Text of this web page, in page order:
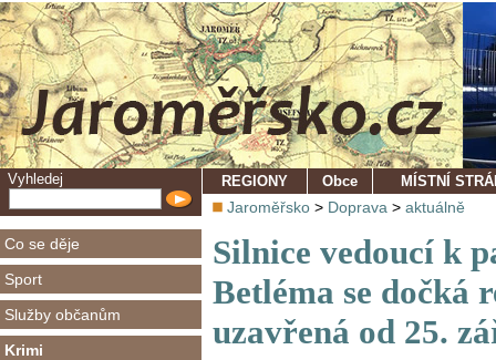
Vyhledej
Co se děje
Sport
Služby občanům
Krimi
REGIONY Obce MÍSTNÍ
Jaroměřsko > Doprava > aktuálně
Silnice vedoucí k
Betléma se dočká
uzavřená od 25.